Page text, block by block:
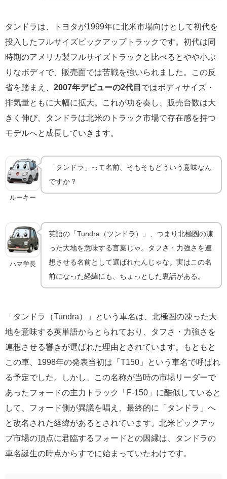
タンドラは、トヨタが1999年に北米市場向けとして初代を
投入したフルサイズピックアップトラックです。初代は同
時期のアメリカ製フルサイズトラックと比べるとやや小ぶ
りなボディで、販売面では苦戦を強いられました。この反
省を踏まえ、 2007年デビューの2代目 ではボディサイズ・
排気量ともに大幅に拡大。これが功を奏し、販売台数は大
きく伸び、タンドラは北米のトラック市場で存在感を持つ
モデルへと成長していきます。
ルーキー
「タンドラ」って名前、そもそもどういう意味なん
ですか？
ハマ学長
英語の「Tundra（ツンドラ）」、つまり北極圏の凍
った大地を意味する言葉じゃ。タフさ・力強さを連
想させる名前として選ばれたんじゃな。実はこの名
前になった経緯にも、ちょっとした裏話がある。
「タンドラ（Tundra）」という車名は、北極圏の凍った大
地を意味する英単語からとられており、タフさ・力強さを
連想させる響きが選ばれた理由とされています。もともと
この車、1998年の発表当初は「T150」という車名で呼ばれ
る予定でした。しかし、この名称が当時の市場リーダーで
あったフォードの主力トラック「F-150」に酷似していると
して、フォード側が異議を唱え、最終的に「タンドラ」へ
と改名された経緯があるとされています。北米ピックアッ
プ市場の頂点に君臨するフォードとの因縁は、タンドラの
車名誕生の時点からすでに始まっていたわけです。